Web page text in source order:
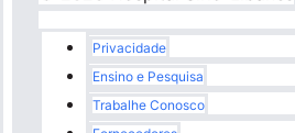
Rodapé
Privacidade
Ensino e Pesquisa
Trabalhe Conosco